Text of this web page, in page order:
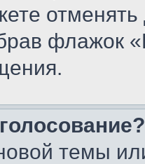
флажок
темы